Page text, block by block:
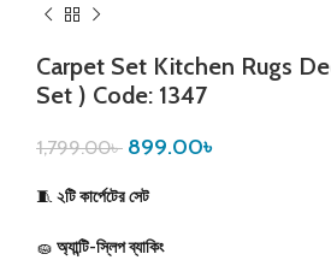
Carpet Set Kitchen Rugs
Set ) Code: 1347
1,799.00৳ 899.00৳
🧵২টি কার্পেটের সেট
🧽 অ্যান্টি-স্লিপ ব্যাকিং